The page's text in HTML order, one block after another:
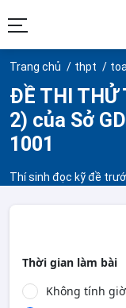
Trang chủ thpt
ĐỀ THI THỬ
2) của Sở
1001
Thí sinh đọc kỹ đề
Thời gian làm bài
Không tính giờ